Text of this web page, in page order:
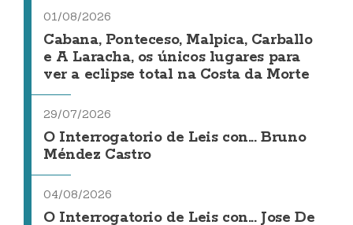
01/08/2026
Cabana, Ponteceso, Malpica, Carballo
e A Laracha, os únicos lugares para
ver a eclipse total na Costa da Morte
29/07/2026
O Interrogatorio de Leis con... Bruno
Méndez Castro
04/08/2026
O Interrogatorio de Leis con... Jose De